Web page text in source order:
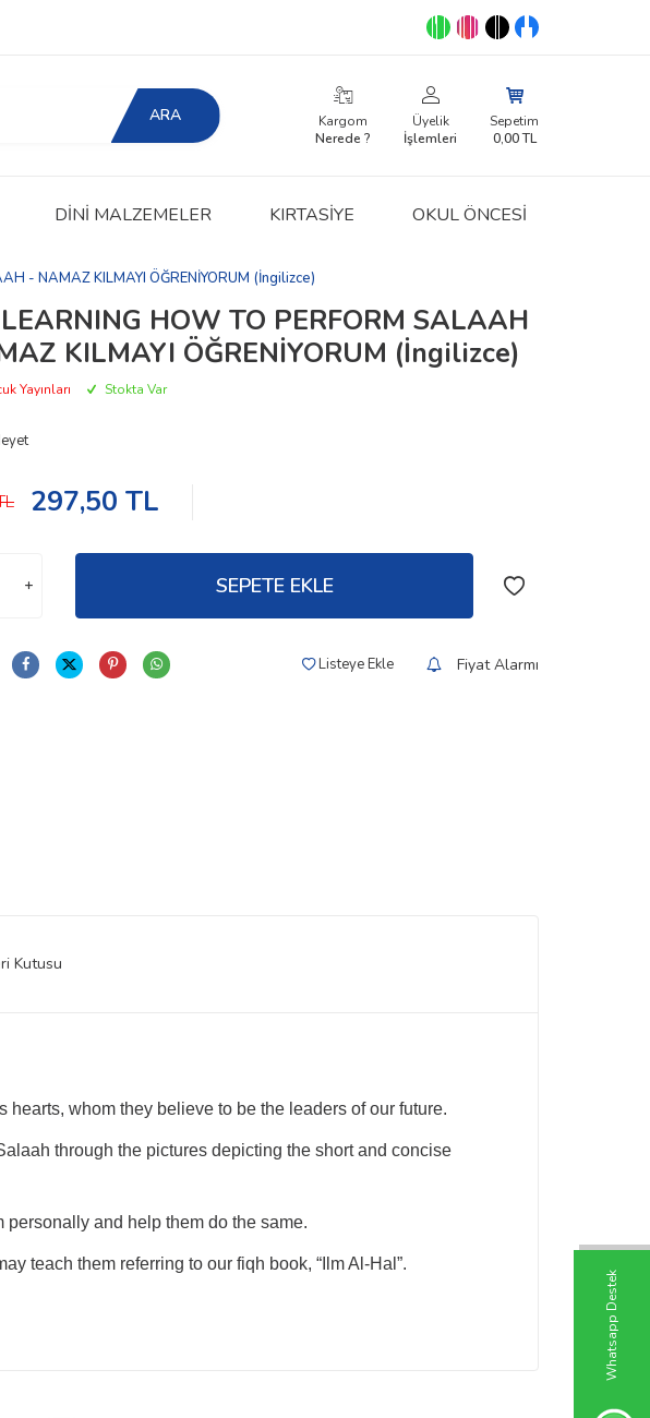
W
h
t
s
a
p
p
D
e
s
t
e
k
H
a
t
t
ARA
Kargom
Nerede ?
Üyelik
İşlemleri
Sepetim
0,00TL
DINI MALZEMELER KIRTASIYE OKUL ÖNCESİ
- NAMAZ KILMAYI ÖĞRENİYORUM (İngilizce)
HOW TO PERFORM SALAAH
KILMAYI ÖĞRENİYORUM (İngilizce)
Yayınları Stokta Var
297,50 TL
SEPETE EKLE
Listeye Ekle Fiyat Alarmı
Kutusu
hearts, whom they believe to be the leaders of our future.
through the pictures depicting the short and concise
and help them do the same.
teach them referring to our fiqh book, “Ilm Al-Hal”.